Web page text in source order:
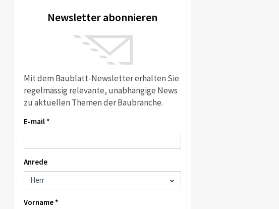
Newsletter abonnieren
Mit dem Baublatt-Newsletter erhalten Sie
regelmässig relevante, unabhängige News
zu aktuellen Themen der Baubranche.
E-mail *
Anrede
Vorname *